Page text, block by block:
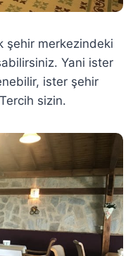
şehir merkezindeki
Yani ister
ister şehir
sizin.